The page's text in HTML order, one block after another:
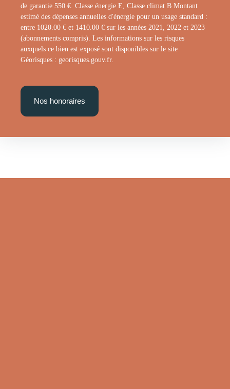
de garantie 550 €. Classe énergie E, Classe climat B Montant
estimé des dépenses annuelles d'énergie pour un usage standard :
entre 1020.00 € et 1410.00 € sur les années 2021, 2022 et 2023
(abonnements compris). Les informations sur les risques
auxquels ce bien est exposé sont disponibles sur le site
Géorisques : georisques.gouv.fr.
Nos honoraires